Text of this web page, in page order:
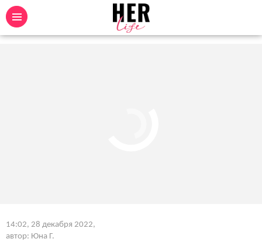
14:02, 28 декабря 2022,
автор: Юна Г.